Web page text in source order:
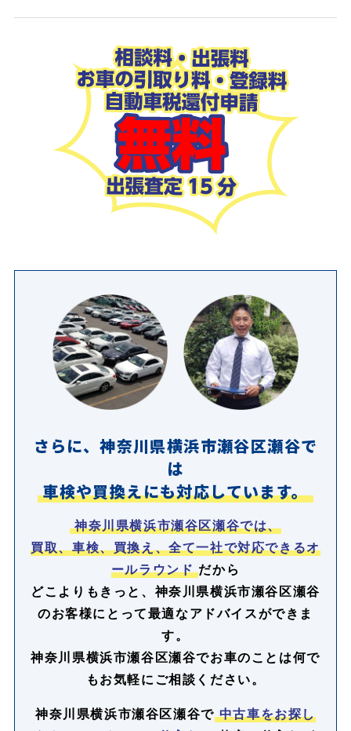
さらに、神奈川県横浜市瀬谷区瀬谷で
は
車検や買換えにも対応しています。
神奈川県横浜市瀬谷区瀬谷では、
買取、車検、買換え、全て一社で対応できるオ
ールラウンド だから
どこよりもきっと、神奈川県横浜市瀬谷区瀬谷
のお客様にとって最適なアドバイスができま
す。
神奈川県横浜市瀬谷区瀬谷でお車のことは何で
もお気軽にご相談ください。
神奈川県横浜市瀬谷区瀬谷で 中古車をお探し